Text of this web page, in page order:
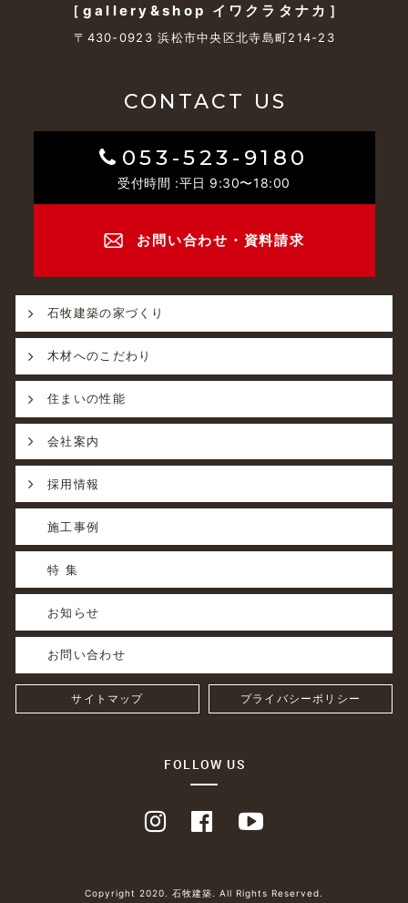
［gallery&shop イワクラタナカ］
〒430-0923 浜松市中央区北寺島町214-23
CONTACT US
053-523-9180
受付時間 :平日 9:30〜18:00
お問い合わせ・資料請求
石牧建築の家づくり
木材へのこだわり
住まいの性能
会社案内
採用情報
施工事例
特 集
お知らせ
お問い合わせ
サイトマップ プライバシーポリシー
FOLLOW US
Copyright 2020. 石牧建築. All Rights Reserved.